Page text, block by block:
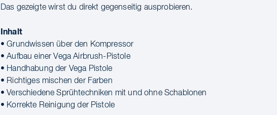
Das gezeigte wirst du direkt gegenseitig ausprobieren.
Inhalt
• Grundwissen über den Kompressor
• Aufbau einer Vega Airbrush-Pistole
• Handhabung der Vega Pistole
• Richtiges mischen der Farben
• Verschiedene Sprühtechniken mit und ohne Schablonen
• Korrekte Reinigung der Pistole